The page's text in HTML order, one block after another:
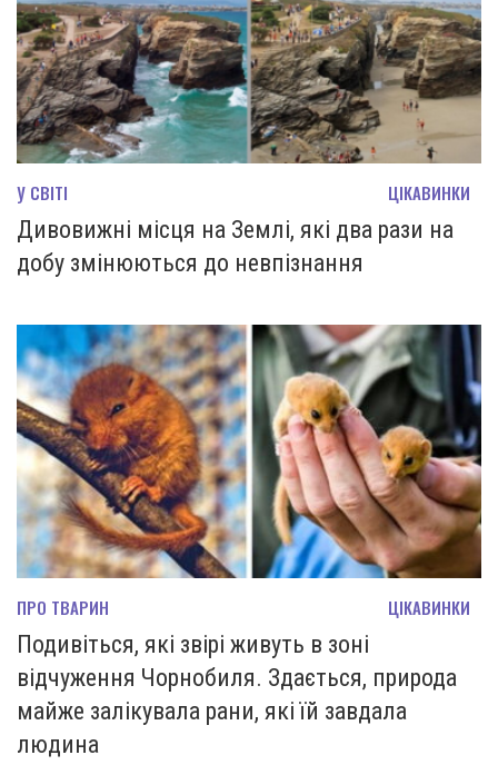
У СВІТІ ЦІКАВИНКИ
Дивовижні місця на Землі, які два рази на
добу змінюються до невпізнання
ПРО ТВАРИН ЦІКАВИНКИ
Подивіться, які звірі живуть в зоні
відчуження Чорнобиля. Здається, природа
майже залікувала рани, які їй завдала
людина